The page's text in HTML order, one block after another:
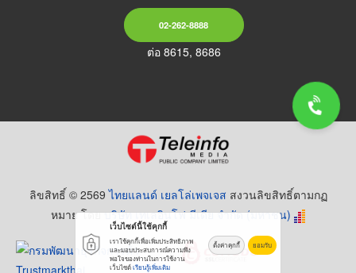
02-262-8888
ต่อ 8615, 8686
ลิขสิทธิ์ © 2569ไทยแลนด์ เยลโล่เพจเจส สงวนลิขสิทธิ์ตามกฏ
หมาย โดยบริษัท เทเลอินโฟ มีเดีย จำกัด (มหาชน)
เว็บไซต์นี้ใช้คุกกี้
เราใช้คุกกี้เพื่อเพิ่มประสิทธิภาพ
และมอบประสบการณ์ความพึง
พอใจของท่านในการใช้งาน
เว็บไซต์เรียนรู้เพิ่มเติม
ตั้งค่าคุกกี้ ยอมรับ